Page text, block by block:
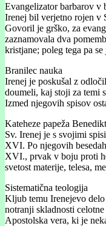
Evangelizator barbarov v
Irenej bil verjetno rojen v
Govoril je grško, za
zaznamovala dva
kristjane; poleg tega pa
Branilec nauka
Irenej je poskušal z
doumeli, kaj stoji za temi
Izmed njegovih spisov
Kateheze papeža
Sv. Irenej je s svojimi
XVI. Po njegovih
XVI., prvak v boju proti
svetost materije, telesa,
Sistematična teologija
Kljub temu Irenejevo
notranji skladnosti
Apostolska vera, ki je